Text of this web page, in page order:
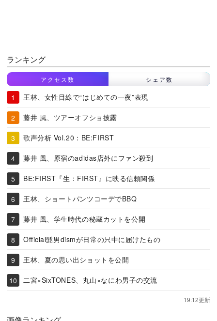
ランキング
アクセス数 シェア数
王林、女性目線で“はじめての一夜”表現
藤井 風、ツアーオフショ披露
歌声分析 Vol.20：BE:FIRST
藤井 風、原宿のadidas店外にファン殺到
BE:FIRST『生：FIRST』に映る信頼関係
王林、ショートパンツコーデでBBQ
藤井 風、学生時代の秘蔵カットを公開
Official髭男dismが日常の只中に届けたもの
王林、夏の思い出ショットを公開
二宮×SixTONES、丸山×なにわ男子の交流
19:12更新